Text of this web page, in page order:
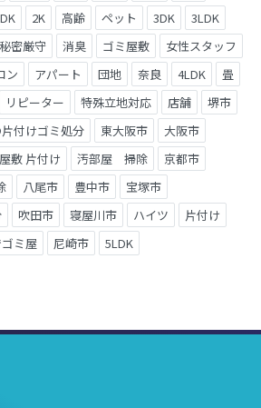
2K 高齢 ペット 3DK
3LDK
秘密厳守 消臭 ゴミ屋敷
女性スタッフ
ン アパート 団地 奈良 4LDK
畳
リピーター 特殊立地対応 店舗
堺市
付けゴミ処分
東大阪市
大阪市
敷 片付け 汚部屋 掃除
京都市
八尾市 豊中市
宝塚市
吹田市 寝屋川市 ハイツ
片付け
ミ屋
尼崎市 5LDK